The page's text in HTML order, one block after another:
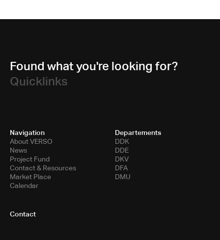
Found what you're looking for?
Quicklinks
Navigation
About VERSO
News
Project Fund
Contact & Resources
Market Place
Calendar
Departements
DDK
DDE
DKV
DFA
DMU
Contact